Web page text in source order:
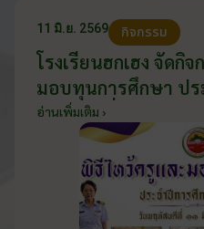
11 มิ.ย. 2569 กิจกรรม
โรงเรียนฮกเฮง จัดกิ
มอบทุนการศึกษา ปร
2569 วันที่ 11 มิถุนาย
อ่านเพิ่มเติม ›